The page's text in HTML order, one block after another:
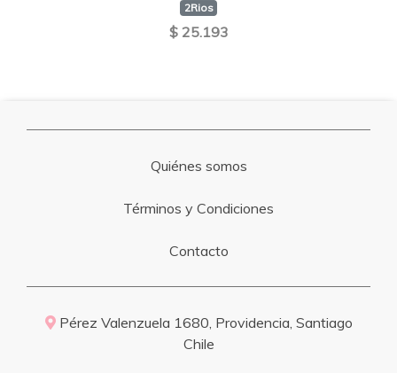
2Rios
$ 25.193
Quiénes somos
Términos y Condiciones
Contacto
Pérez Valenzuela 1680, Providencia, Santiago
Chile